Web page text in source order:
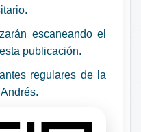
escaneando el
publicación.
regulares de la